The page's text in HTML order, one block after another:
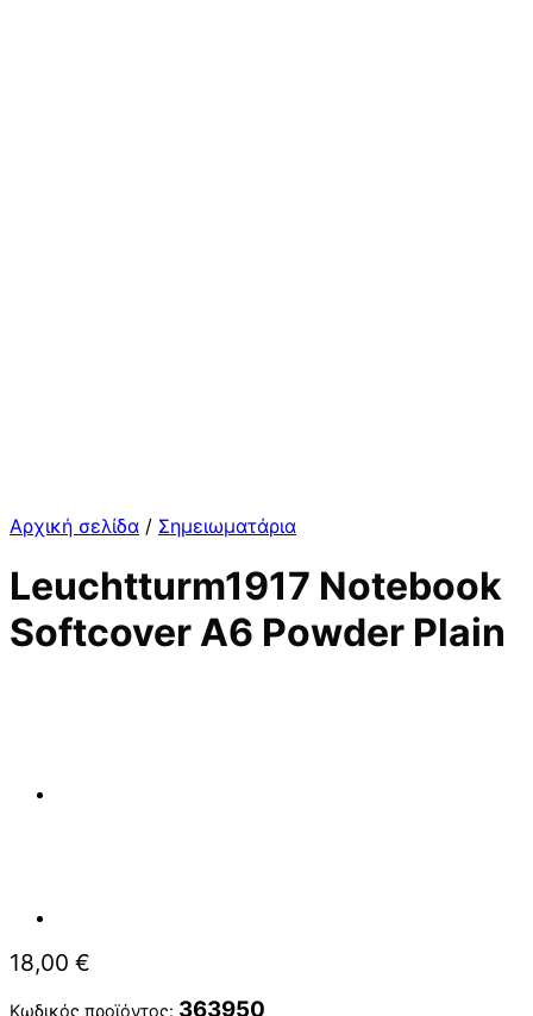
Αρχική σελίδα / Σημειωματάρια
Leuchtturm1917 Notebook
Softcover A6 Powder Plain
18,00 €
Κωδικός προϊόντος: 363950